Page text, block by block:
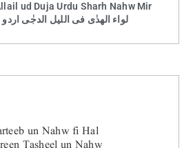
ud Duja Urdu Sharh Nahw Mir
لواء الھدٰی فی اللیل الدجٰی